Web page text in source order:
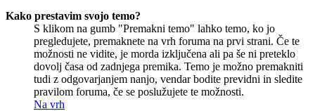
Kako prestavim svojo temo?
S klikom na gumb "Premakni temo" lahko temo, ko jo
pregledujete, premaknete na vrh foruma na prvi strani. Če te
možnosti ne vidite, je morda izključena ali pa še ni preteklo
dovolj časa od zadnjega premika. Temo je možno premakniti
tudi z odgovarjanjem nanjo, vendar bodite previdni in sledite
pravilom foruma, če se poslužujete te možnosti.
Na vrh